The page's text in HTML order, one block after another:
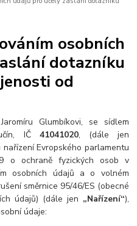
osobních
dotazníku
od
Glumbíkovi, se sídlem
IČ 41041020, (dále jen
nařízení Evropského parlamentu
o ochraně fyzických osob v
osobních údajů a o volném
směrnice 95/46/ES (obecné
údajů) (dále jen „Nařízení“),
údaje: